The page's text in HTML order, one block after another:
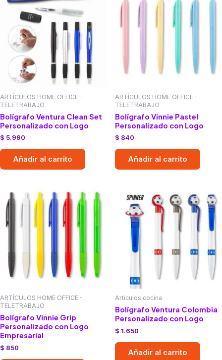
ARTÍCULOS HOME OFFICE -
TELETRABAJO
Bolígrafo Ventura Clean Set
Personalizado con Logo
$ 5.990
Añadir al carrito
ARTÍCULOS HOME OFFICE -
TELETRABAJO
Bolígrafo Vinnie Pastel
Personalizado con Logo
$ 840
Añadir al carrito
ARTÍCULOS HOME OFFICE -
TELETRABAJO
Bolígrafo Vinnie Grip
Personalizado con Logo
Empresarial
$ 850
Articulos cocina
Bolígrafo Ventura Colombia
Personalizado con Logo
$ 1.650
Añadir al carrito